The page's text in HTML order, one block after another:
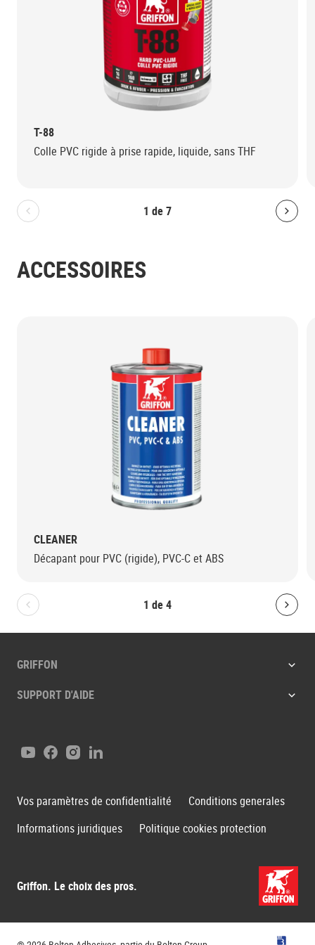
1 de7
Bolton.General.PreviousSlide
T-88
Colle PVC rigide à prise rapide, liquide, sans THF
ACCESSOIRES
1 de4
Bolton.General.PreviousSlide
CLEANER
Décapant pour PVC (rigide), PVC-C et ABS
GRIFFON
SUPPORT D'AIDE
Griffon. Le choix des pros.
YoutubeFacebook
Instagram
LinkedIn
Vos paramètres de confidentialité
Conditions generales
Informations juridiques
Politique cookies protection